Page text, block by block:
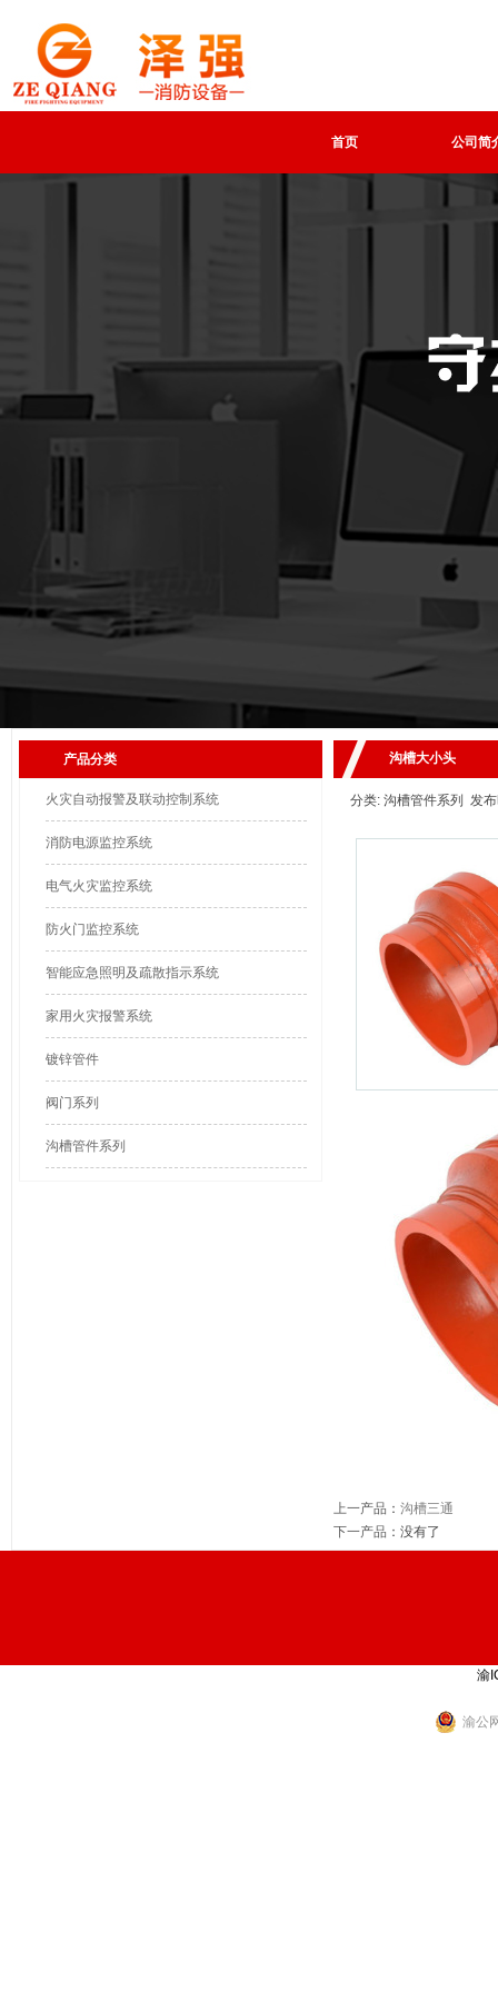
首页 公司简
产品分类
火灾自动报警及联动控制系统
消防电源监控系统
电气火灾监控系统
防火门监控系统
智能应急照明及疏散指示系统
家用火灾报警系统
镀锌管件
阀门系列
沟槽管件系列
沟槽大小头
分类: 沟槽管件系列 发
上一产品 ： 沟槽三通
下一产品 ：没有了
渝
渝公